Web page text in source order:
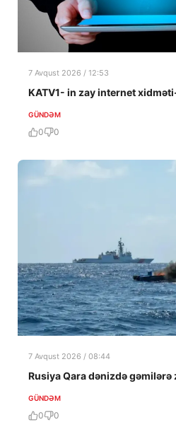
7 Avqust 2026 / 12:53
KATV1- in zay internet
GÜNDƏM
0 0
7 Avqust 2026 / 08:44
Rusiya Qara dənizdə
GÜNDƏM
0 0